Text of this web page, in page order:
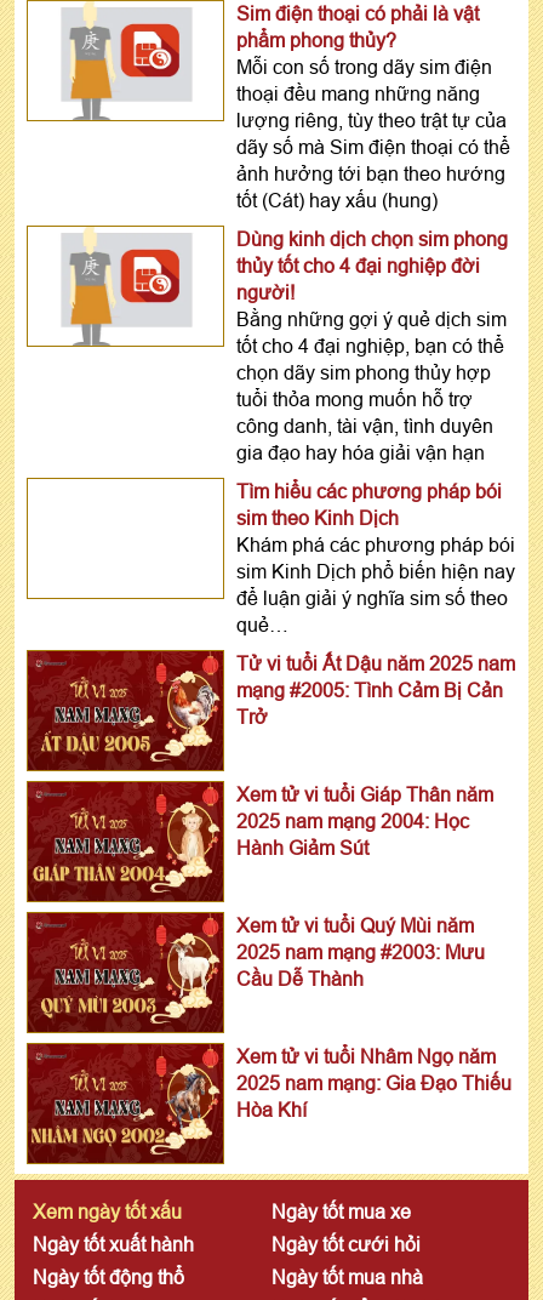
Sim điện thoại có phải là vật
phẩm phong thủy?
Mỗi con số trong dãy sim điện
thoại đều mang những năng
lượng riêng, tùy theo trật tự của
dãy số mà Sim điện thoại có thể
ảnh hưởng tới bạn theo hướng
tốt (Cát) hay xấu (hung)
Dùng kinh dịch chọn sim phong
thủy tốt cho 4 đại nghiệp đời
người!
Bằng những gợi ý quẻ dịch sim
tốt cho 4 đại nghiệp, bạn có thể
chọn dãy sim phong thủy hợp
tuổi thỏa mong muốn hỗ trợ
công danh, tài vận, tình duyên
gia đạo hay hóa giải vận hạn
Tìm hiểu các phương pháp bói
sim theo Kinh Dịch
Khám phá các phương pháp bói
sim Kinh Dịch phổ biến hiện nay
để luận giải ý nghĩa sim số theo
quẻ…
Tử vi tuổi Ất Dậu năm 2025 nam
mạng #2005: Tình Cảm Bị Cản
Trở
Xem tử vi tuổi Giáp Thân năm
2025 nam mạng 2004: Học
Hành Giảm Sút
Xem tử vi tuổi Quý Mùi năm
2025 nam mạng #2003: Mưu
Cầu Dễ Thành
Xem tử vi tuổi Nhâm Ngọ năm
2025 nam mạng: Gia Đạo Thiếu
Hòa Khí
Xem ngày tốt xấu
Ngày tốt mua xe
Ngày tốt xuất hành
Ngày tốt cưới hỏi
Ngày tốt động thổ
Ngày tốt mua nhà